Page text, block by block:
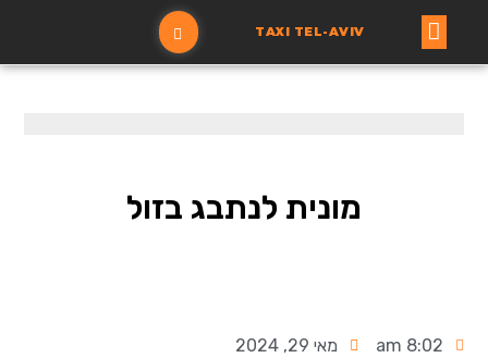
TAXI TEL-AVIV
מונית לנתבג בזול
8:02 am מאי 29, 2024